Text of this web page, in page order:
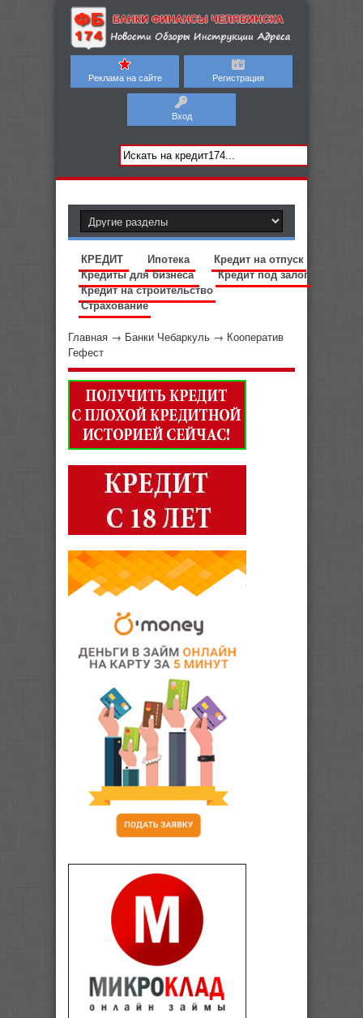
Реклама на сайте Регистрация
Вход
КРЕДИТ Ипотека
Кредит на отпуск
Кредиты для бизнеса
Кредит под залог
Кредит на строительство
Страхование
Главная → Банки Чебаркуль → Кооператив
Гефест